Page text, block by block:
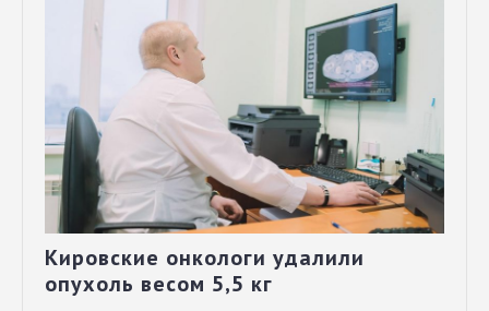
Кировские онкологи удалили
опухоль весом 5,5 кг